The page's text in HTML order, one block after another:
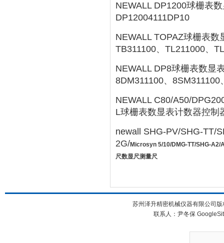
NEWALL DP1200球栅表
DP12004111DP10
NEWALL TOPAZ球栅表
TB311100、TL211000、
NEWALL DP8球栅表数显
8DM311100、
NEWALL C80/A50/
L球栅表数显表计数器控制
newall SHG-PV/SHG-TT/
2G/Microsyn 5/10/DMG-TT/SHG-A2/
尺数显尺测量尺
苏州泽升精密机械仪器有限公司
联系人：尹冬保